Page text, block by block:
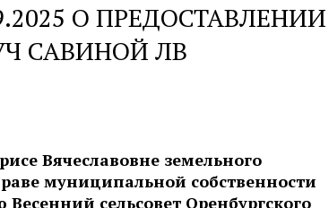
О ПРЕДОСТАВЛЕНИИ
САВИНОЙ ЛВ
Вячеславовне земельного
муниципальной собственности
сельсовет Оренбургского